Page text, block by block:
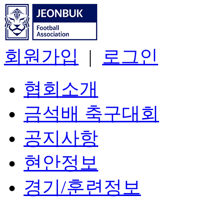
회원가입 | 로그인
협회소개
금석배 축구대회
공지사항
현안정보
경기/훈련정보